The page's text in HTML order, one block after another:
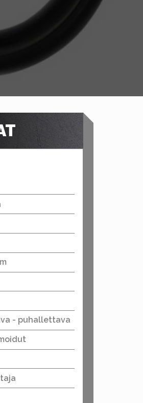
- puhallettava